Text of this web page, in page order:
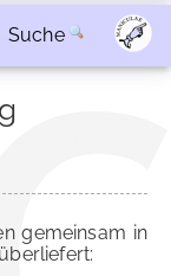
Suche
gemeinsam in